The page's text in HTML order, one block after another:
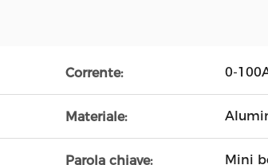
Corrente: 0-
Materiale:
Parola chiave: Mini